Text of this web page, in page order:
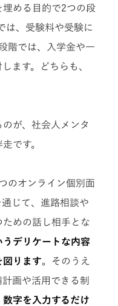
める目的で2つの段
は、受験料や受験に
階では、入学金や一
ます。どちらも、
が、社会人メンタ
です。
のオンライン個別面
じて、進路相談や
めの話し相手とな
デリケートな内容
図ります。そのうえ
画や活用できる制
数字を入力するだけ